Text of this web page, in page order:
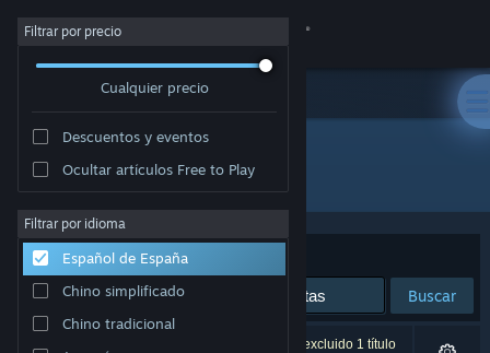
Iniciar sesión
Acerca de
Soporte
Cambiar idioma
Filtrar por precio
Cualquier precio
Descuentos y eventos
Ocultar artículos Free to Play
Filtrar por idioma
Español de España
Chino simplificado
Chino tradicional
Desarrollador: TEAM OF DUMPY
Ordenar por Relevancia
Buscar
0 resultados coinciden con la búsqueda. Se ha excluido 1 título